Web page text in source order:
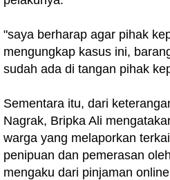
"saya berharap agar pihak
mengungkap kasus ini,
sudah ada di tangan pihak
Sementara itu, dari
Nagrak, Bripka Ali
warga yang melaporkan
penipuan dan pemerasan
mengaku dari pinjaman